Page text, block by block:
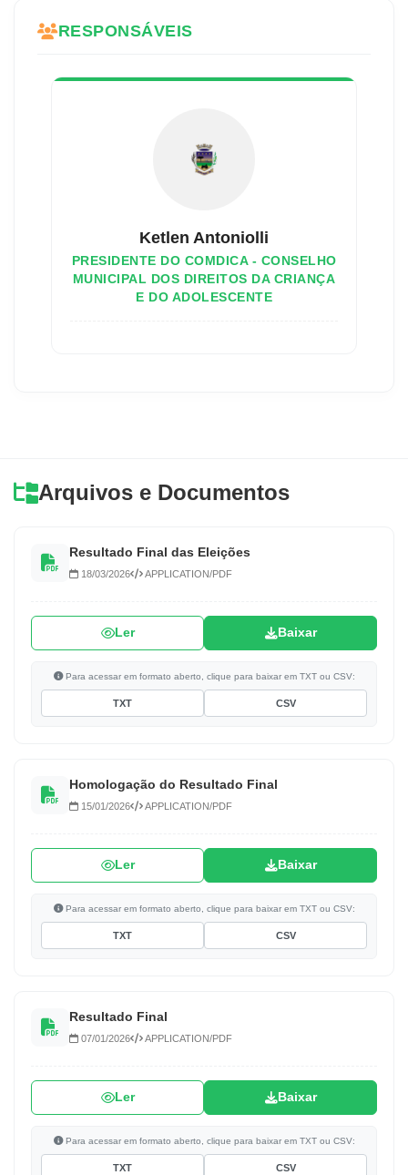
RESPONSÁVEIS
Ketlen Antoniolli
PRESIDENTE DO COMDICA - CONSELHO
MUNICIPAL DOS DIREITOS DA CRIANÇA
E DO ADOLESCENTE
Arquivos e Documentos
Resultado Final das Eleições
18/03/2026 APPLICATION/PDF
Ler Baixar
Para acessar em formato aberto, clique para baixar em TXT ou CSV:
TXT CSV
Homologação do Resultado Final
15/01/2026 APPLICATION/PDF
Ler Baixar
Para acessar em formato aberto, clique para baixar em TXT ou CSV:
TXT CSV
Resultado Final
07/01/2026 APPLICATION/PDF
Ler Baixar
Para acessar em formato aberto, clique para baixar em TXT ou CSV:
TXT CSV